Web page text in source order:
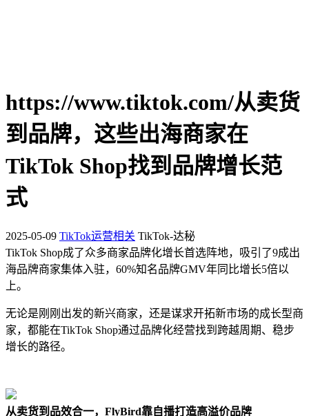
https://www.tiktok.com/从卖货
到品牌，这些出海商家在
TikTok Shop找到品牌增长范
式
2025-05-09 TikTok运营相关 TikTok-达秘
TikTok Shop成了众多商家品牌化增长首选阵地，吸引了9成出
海品牌商家集体入驻，60%知名品牌GMV年同比增长5倍以
上。
无论是刚刚出发的新兴商家，还是谋求开拓新市场的成长型商
家，都能在TikTok Shop通过品牌化经营找到跨越周期、稳步
增长的路径。
从卖货到品效合一，FlyBird靠自播打造高溢价品牌